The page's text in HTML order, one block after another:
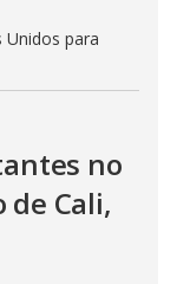
para
no
Cali,